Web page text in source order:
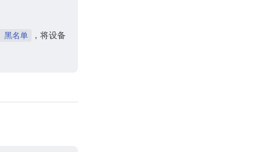
名单
，将设备